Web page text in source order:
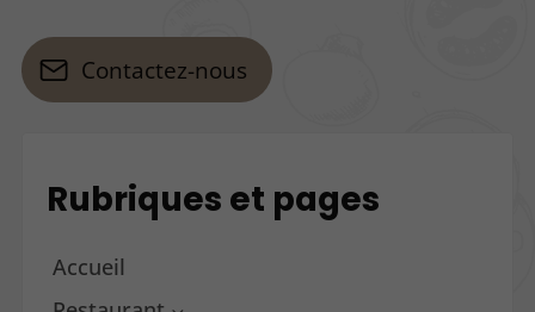
Contactez-nous
Rubriques et pages
Accueil